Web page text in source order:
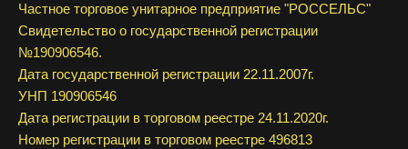
Частное торговое унитарное предприятие "РОССЕЛЬС"
Свидетельство о государственной регистрации
№190906546.
Дата государственной регистрации 22.11.2007г.
УНП 190906546
Дата регистрации в торговом реестре 24.11.2020г.
Номер регистрации в торговом реестре 496813